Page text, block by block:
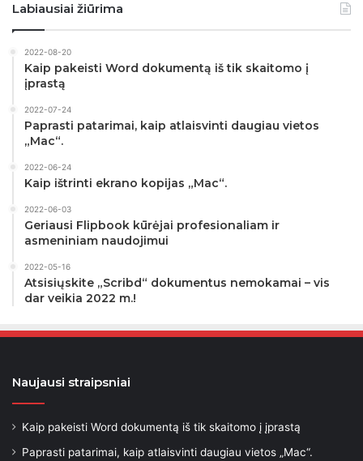
Labiausiai žiūrima
2022-08-20
Kaip pakeisti Word dokumentą iš tik skaitomo į
įprastą
2022-07-24
Paprasti patarimai, kaip atlaisvinti daugiau vietos
„Mac“.
2022-06-24
Kaip ištrinti ekrano kopijas „Mac“.
2022-06-03
Geriausi Flipbook kūrėjai profesionaliam ir
asmeniniam naudojimui
2022-05-16
Atsisiųskite „Scribd“ dokumentus nemokamai – vis
dar veikia 2022 m.!
Naujausi straipsniai
Kaip pakeisti Word dokumentą iš tik skaitomo į įprastą
Paprasti patarimai, kaip atlaisvinti daugiau vietos „Mac“.